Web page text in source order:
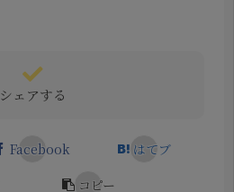
シェアする
Facebook
はてブ
コピー